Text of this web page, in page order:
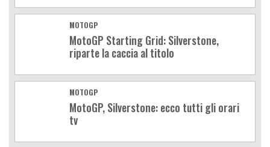
MOTOGP
MotoGP Starting Grid: Silverstone,
riparte la caccia al titolo
MOTOGP
MotoGP, Silverstone: ecco tutti gli orari
tv